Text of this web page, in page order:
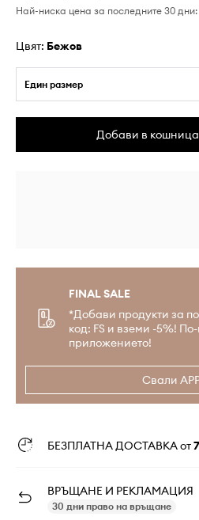
Най-ниска цена за последните 30 дни:
Цвят: бежов
Един размер
Добави в
FINAL SALE
*Добави продукти за
код: FS и вземи -5%!
приложението!
Свали
БЕЗПЛАТНА ДОСТАВКА от
ВРЪЩАНЕ И РЕКЛАМАЦИЯ
30 дни право на връщане